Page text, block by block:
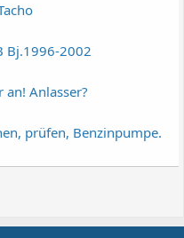
Bj.1996-2002
Anlasser?
prüfen, Benzinpumpe.